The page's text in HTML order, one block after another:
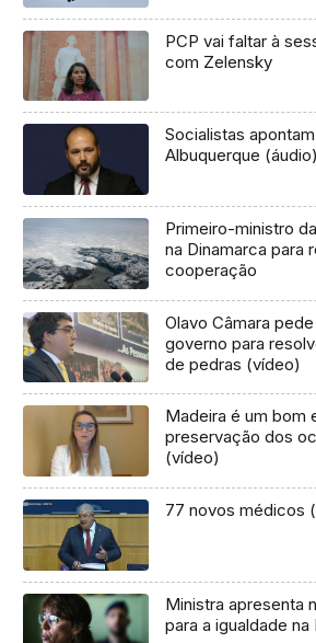
PCP vai faltar à
com Zelensky
Socialistas
Albuquerque (áudio)
Primeiro-ministro
na Dinamarca para
cooperação
Olavo Câmara
governo para
de pedras (vídeo)
Madeira é um bom
preservação dos
(vídeo)
77 novos médicos
Ministra apresenta
para a igualdade na